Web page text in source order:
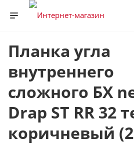
Планка угла
внутреннего
сложного БХ
Drap ST RR 32
коричневый